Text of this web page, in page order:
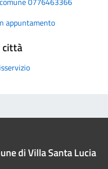
appuntamento
città
di Villa Santa Lucia